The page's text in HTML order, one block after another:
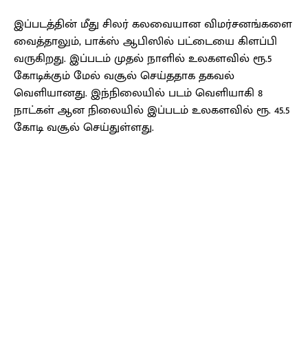
இப்படத்தின் மீது சிலர் கலவையான விமர்சனங்களை
வைத்தாலும், பாக்ஸ் ஆபிஸில் பட்டையை கிளப்பி
வருகிறது. இப்படம் முதல் நாளில் உலகளவில் ரூ.5
கோடிக்கும் மேல் வசூல் செய்ததாக தகவல்
வெளியானது. இந்நிலையில் படம் வெளியாகி 8
நாட்கள் ஆன நிலையில் இப்படம் உலகளவில் ரூ. 45.5
கோடி வசூல் செய்துள்ளது.